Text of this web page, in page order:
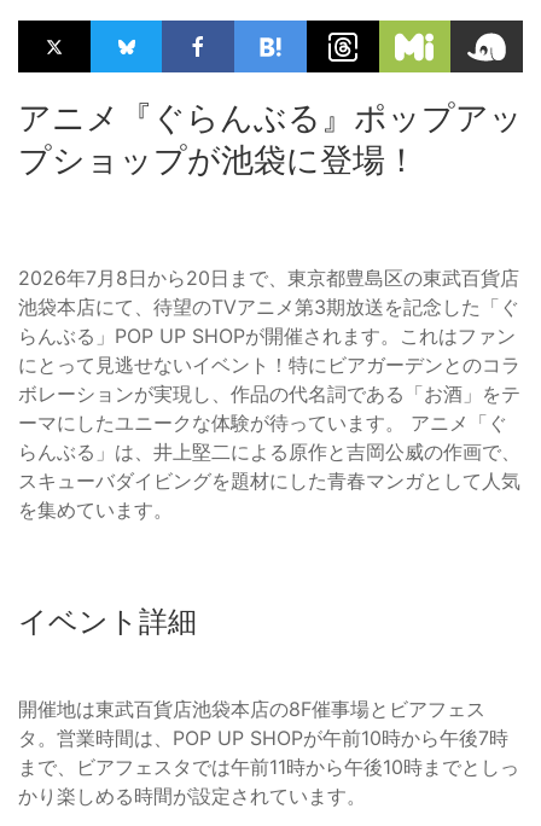
アニメ『ぐらんぶる』ポップアッ
プショップが池袋に登場！
2026年7月8日から20日まで、東京都豊島区の東武百貨店
池袋本店にて、待望のTVアニメ第3期放送を記念した「ぐ
らんぶる」POP UP SHOPが開催されます。これはファン
にとって見逃せないイベント！特にビアガーデンとのコラ
ボレーションが実現し、作品の代名詞である「お酒」をテ
ーマにしたユニークな体験が待っています。 アニメ「ぐ
らんぶる」は、井上堅二による原作と吉岡公威の作画で、
スキューバダイビングを題材にした青春マンガとして人気
を集めています。
イベント詳細
開催地は東武百貨店池袋本店の8F催事場とビアフェス
タ。営業時間は、POP UP SHOPが午前10時から午後7時
まで、ビアフェスタでは午前11時から午後10時までとしっ
かり楽しめる時間が設定されています。